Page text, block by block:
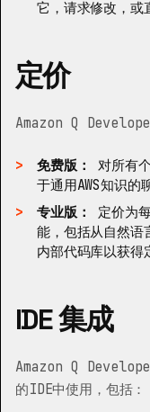
它，请求修改，或
定价
Amazon Q
免费版：
对所有
于通用AWS知识的
专业版：
定价为
能，包括从自然语
内部代码库以获得
IDE 集成
Amazon Q
的IDE中使用，包括：